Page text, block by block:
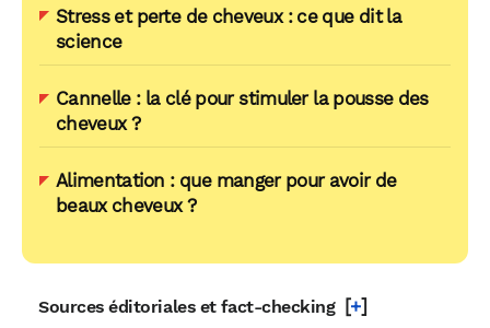
Stress et perte de cheveux : ce que dit la
science
Cannelle : la clé pour stimuler la pousse des
cheveux ?
Alimentation : que manger pour avoir de
beaux cheveux ?
Sources éditoriales et fact-checking [+]